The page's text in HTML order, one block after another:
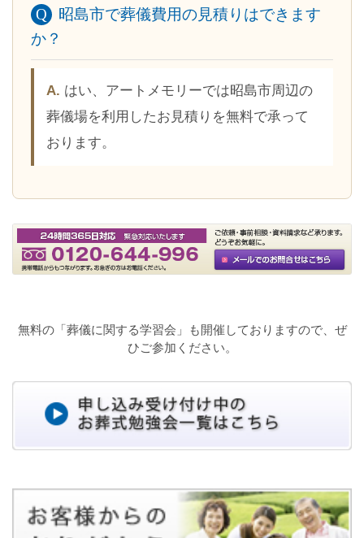
昭島市で葬儀費用の見積りはできます
か？
はい、アートメモリーでは昭島市周辺の
葬儀場を利用したお見積りを無料で承って
おります。
無料の「葬儀に関する学習会」も開催しておりますので、ぜ
ひご参加ください。